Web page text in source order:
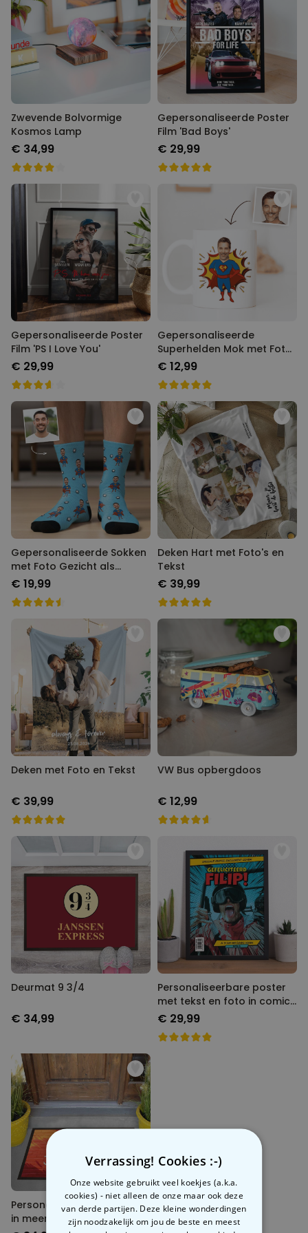
Personaliseerbaar
Gepersonaliseerde boxershort
met gezicht en tekst
Meer dan
11.600
gekocht
29,99 €
Gepersonaliseerde
Geurhanger set van 2
19,99 €
Personaliseerbaar
Gepersonaliseerd houten blok
Meer dan
1.900 keer
gekocht
24,99 €
Zwevende Bolvormige
Kosmos Lamp
€ 34,99
Gepersonaliseerde Poster
Film 'Bad Boys'
€ 29,99
Gepersonaliseerde Poster
Film 'PS I Love You'
€ 29,99
Gepersonaliseerde
Superhelden Mok met Foto
Gezicht
€ 12,99
Gepersonaliseerde Sokken
met Foto Gezicht als
Superheld
€ 19,99
Deken Hart met Foto's en
Tekst
€ 39,99
Deken met Foto en Tekst
€ 39,99
VW Bus opbergdoos
€ 12,99
Deurmat 9 3/4
€ 34,99
Personaliseerbare poster
met tekst en foto in comic
stijl
€ 29,99
Personaliseerbare deurmat
in meerdere kleuren
Verrassing! Cookies :-)
Onze website gebruikt veel koekjes (a.k.a.
cookies) - niet alleen de onze maar ook deze
van derde partijen. Deze kleine wonderdingen
zijn noodzakelijk om jou de beste en meest